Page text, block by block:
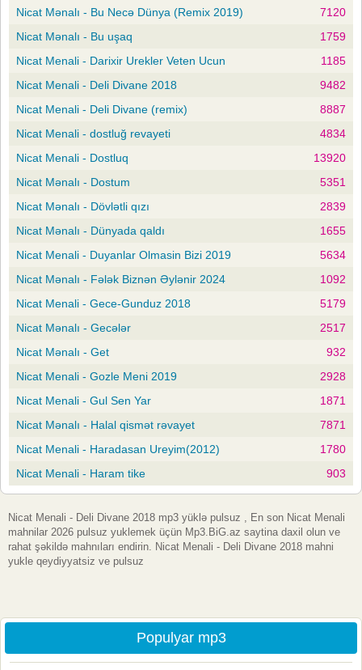
Nicat Mənalı - Bu Necə Dünya (Remix 2019)
7120
Nicat Mənalı - Bu uşaq
1759
Nicat Menali - Darixir Urekler Veten Ucun
1185
Nicat Menali - Deli Divane 2018
9482
Nicat Menali - Deli Divane (remix)
8887
Nicat Menali - dostluğ revayeti
4834
Nicat Menali - Dostluq
13920
Nicat Mənalı - Dostum
5351
Nicat Mənalı - Dövlətli qızı
2839
Nicat Mənalı - Dünyada qaldı
1655
Nicat Menali - Duyanlar Olmasin Bizi 2019
5634
Nicat Mənalı - Fələk Biznən Əylənir 2024
1092
Nicat Menali - Gece-Gunduz 2018
5179
Nicat Mənalı - Gecələr
2517
Nicat Mənalı - Get
932
Nicat Menali - Gozle Meni 2019
2928
Nicat Menali - Gul Sen Yar
1871
Nicat Mənalı - Halal qismət rəvayet
7871
Nicat Menali - Haradasan Ureyim(2012)
1780
Nicat Menali - Haram tike
903
Nicat Menali - Deli Divane 2018 mp3 yüklə pulsuz , En son Nicat Menali
mahnilar 2026 pulsuz yuklemek üçün Mp3.BiG.az saytina daxil olun ve
rahat şəkildə mahnıları endirin. Nicat Menali - Deli Divane 2018 mahni
yukle qeydiyyatsiz ve pulsuz
Populyar mp3